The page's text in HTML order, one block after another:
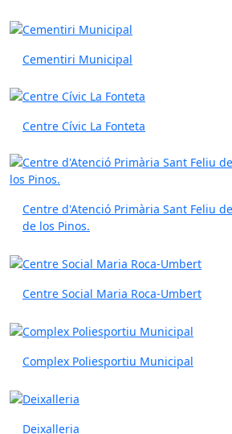
Cementiri Municipal
Centre Cívic La Fonteta
Centre d'Atenció Primària Sant Feliu
de los Pinos.
Centre Social Maria Roca-Umbert
Complex Poliesportiu Municipal
Deixalleria